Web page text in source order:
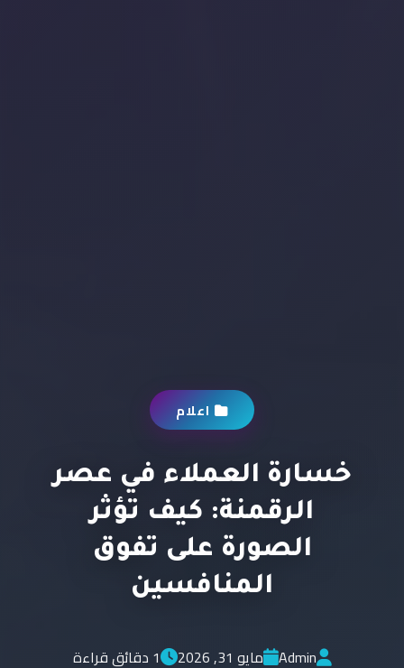
اعلام
خسارة العملاء في عصر
الرقمنة: كيف تؤثر
الصورة على تفوق
المنافسين
Admin مايو 31, 2026 1 دقائق قراءة